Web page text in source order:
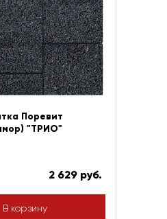
Поревит
"ТРИО"
2 629 руб.
В корзину